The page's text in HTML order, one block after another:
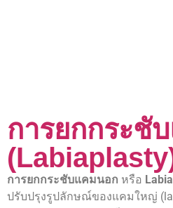
การยกกระชั
การยกกระชับแคมนอก หรือ
ปรับปรุงรูปลักษณ์ของแคมใหญ่